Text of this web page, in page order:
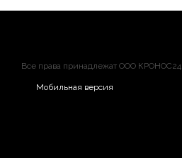
Все права принадлежат ООО КРОНОС24
Мобильная версия